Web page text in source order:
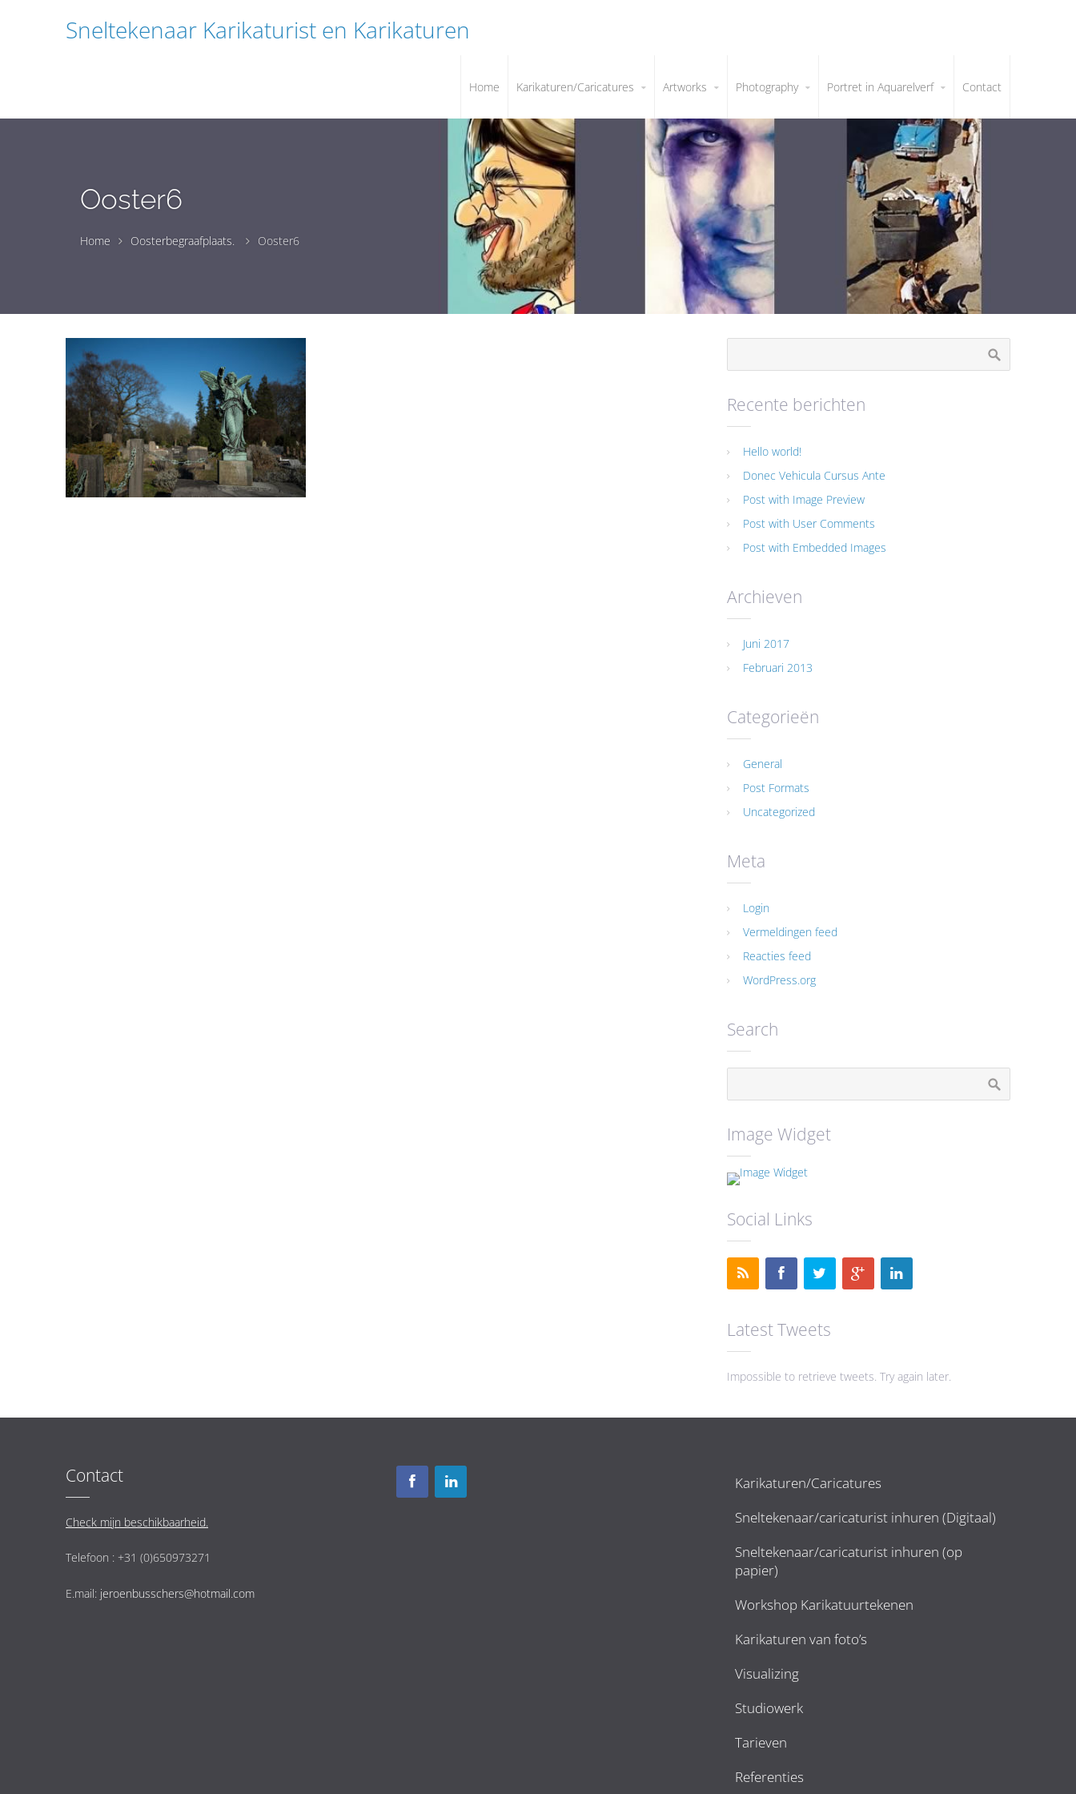
Sneltekenaar Karikaturist en Karikaturen
Home Karikaturen/Caricatures Artworks Photography Portret in Aquarelverf Contact
Ooster6
Home Oosterbegraafplaats. Ooster6
Recente berichten
Hello world!
Donec Vehicula Cursus Ante
Post with Image Preview
Post with User Comments
Post with Embedded Images
Archieven
Juni 2017
Februari 2013
Categorieën
General
Post Formats
Uncategorized
Meta
Login
Vermeldingen feed
Reacties feed
WordPress.org
Search
Image Widget
Social Links
Latest Tweets
Impossible to retrieve tweets. Try again later.
Contact
Check mijn beschikbaarheid.
Telefoon : +31 (0)650973271
E.mail: jeroenbusschers@hotmail.com
Karikaturen/Caricatures
Sneltekenaar/caricaturist inhuren (Digitaal)
Sneltekenaar/caricaturist inhuren (op
papier)
Workshop Karikatuurtekenen
Karikaturen van foto’s
Visualizing
Studiowerk
Tarieven
Referenties